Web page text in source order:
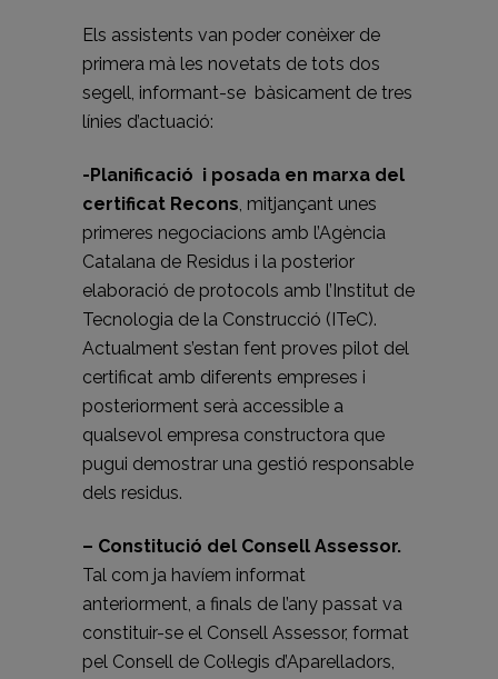
Els assistents van poder conèixer de
primera mà les novetats de tots dos
segell, informant-se bàsicament de tres
línies d’actuació:
-Planificació i posada en marxa del
certificat Recons, mitjançant unes
primeres negociacions amb l’Agència
Catalana de Residus i la posterior
elaboració de protocols amb l’Institut de
Tecnologia de la Construcció (ITeC).
Actualment s’estan fent proves pilot del
certificat amb diferents empreses i
posteriorment serà accessible a
qualsevol empresa constructora que
pugui demostrar una gestió responsable
dels residus.
– Constitució del Consell Assessor.
Tal com ja havíem informat
anteriorment, a finals de l’any passat va
constituir-se el Consell Assessor, format
pel Consell de Col·legis d’Aparelladors,